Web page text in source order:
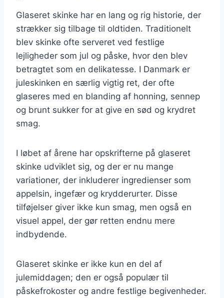
Glaseret skinke har en lang og rig historie, der
strækker sig tilbage til oldtiden. Traditionelt
blev skinke ofte serveret ved festlige
lejligheder som jul og påske, hvor den blev
betragtet som en delikatesse. I Danmark er
juleskinken en særlig vigtig ret, der ofte
glaseres med en blanding af honning, sennep
og brunt sukker for at give en sød og krydret
smag.
I løbet af årene har opskrifterne på glaseret
skinke udviklet sig, og der er nu mange
variationer, der inkluderer ingredienser som
appelsin, ingefær og krydderurter. Disse
tilføjelser giver ikke kun smag, men også en
visuel appel, der gør retten endnu mere
indbydende.
Glaseret skinke er ikke kun en del af
julemiddagen; den er også populær til
påskefrokoster og andre festlige begivenheder.